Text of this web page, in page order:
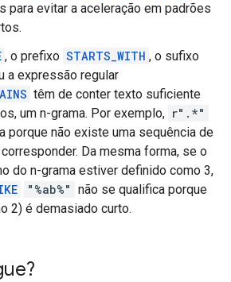
para evitar a aceleração em padrões
, o prefixo STARTS_WITH , o sufixo
a expressão regular
têm de conter texto suficiente
um n-grama. Por exemplo, r".*"
porque não existe uma sequência de
Da mesma forma, se o
do n-grama estiver definido como 3,
"%ab%" não se qualifica porque
2) é demasiado curto.